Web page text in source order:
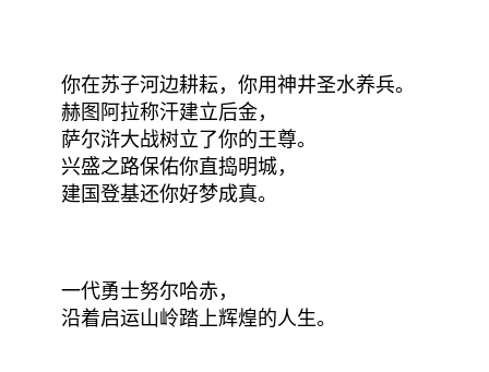
你在苏子河边耕耘，你用神井圣水养兵。
赫图阿拉称汗建立后金，
萨尔浒大战树立了你的王尊。
兴盛之路保佑你直捣明城，
建国登基还你好梦成真。
一代勇士努尔哈赤，
沿着启运山岭踏上辉煌的人生。